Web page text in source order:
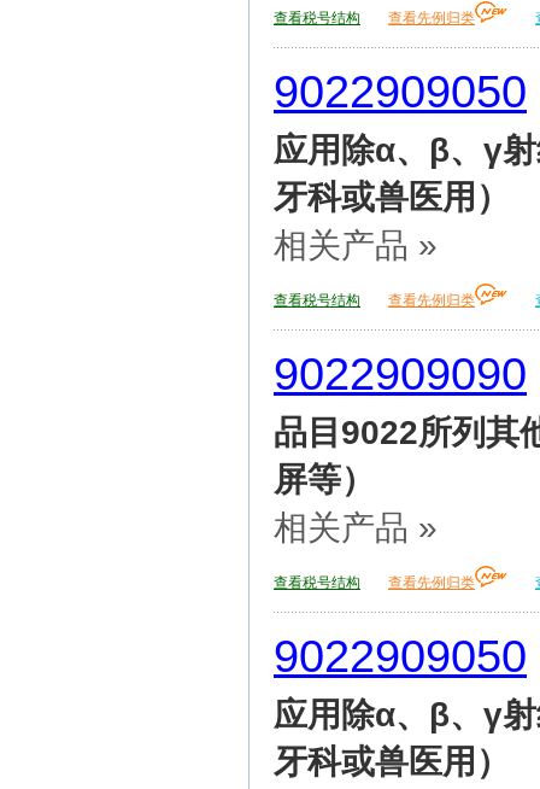
查看税号结构 查看先例归类
9022909050
应用除α、β、γ
牙科或兽医用）
相关产品 »
查看税号结构 查看先例归类
9022909090
品目9022所列其
屏等）
相关产品 »
查看税号结构 查看先例归类
9022909050
应用除α、β、γ
牙科或兽医用）